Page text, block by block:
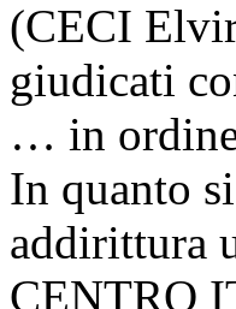
(CECI
giudicati
… in
In quanto
addirittura
CENTRO